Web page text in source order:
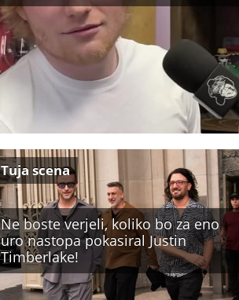
Ne boste verjeli, koliko bo za eno
uro nastopa pokasiral Justin
Timberlake!
Tuja scena